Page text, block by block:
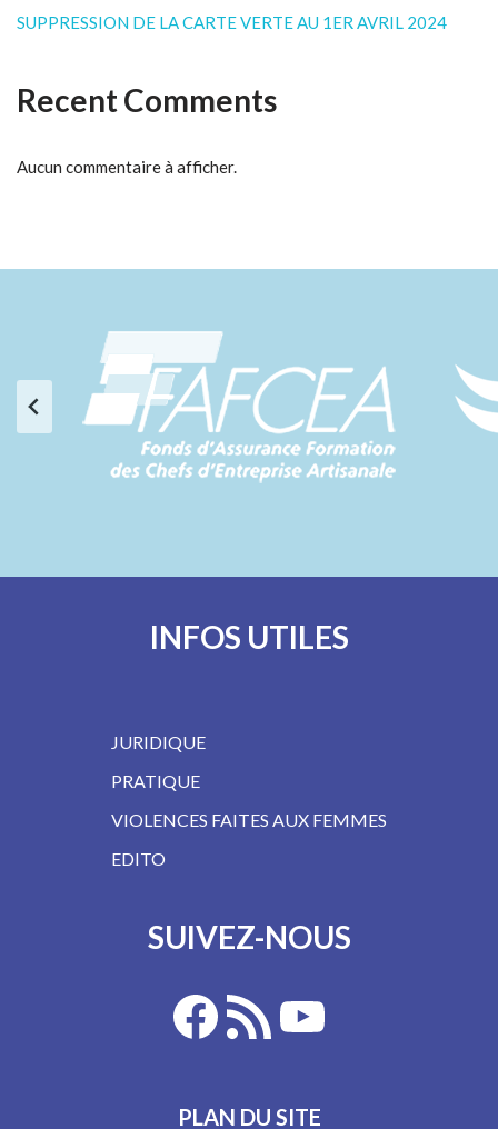
SUPPRESSION DE LA CARTE VERTE AU 1ER AVRIL 2024
Recent Comments
Aucun commentaire à afficher.
INFOS UTILES
JURIDIQUE
PRATIQUE
VIOLENCES FAITES AUX FEMMES
EDITO
SUIVEZ-NOUS
PLAN DU SITE